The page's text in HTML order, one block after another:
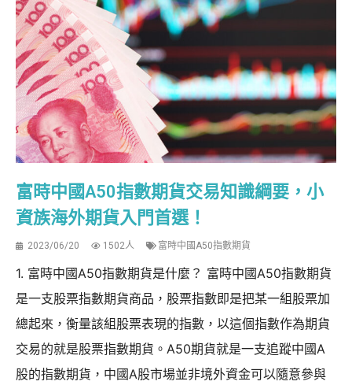
富時中國A50指數期貨交易知識綱要，小
資族海外期貨入門首選！
2023/06/20 1502人 富時中國A50指數期貨
1. 富時中國A50指數期貨是什麼？ 富時中國A50指數期貨
是一支股票指數期貨商品，股票指數即是把某一組股票加
總起來，衡量該組股票表現的指數，以這個指數作為期貨
交易的就是股票指數期貨。A50期貨就是一支追蹤中國A
股的指數期貨，中國A股市場並非境外資金可以隨意參與